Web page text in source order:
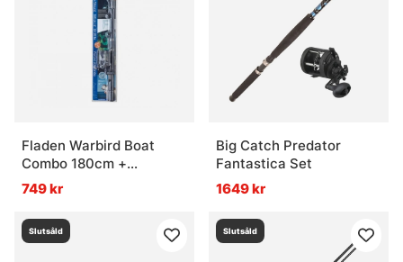
Vad bör ett trollingset passa för?
Fladen Warbird Boat
Combo 180cm +
Chieftain 30 w. Line
749 kr
Big Catch Predator
Fantastica Set
1649 kr
Slutsåld Slutsåld